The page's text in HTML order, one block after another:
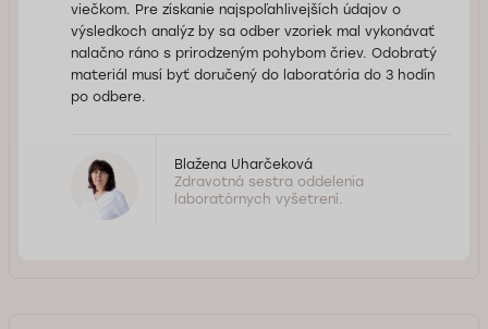
viečkom. Pre získanie najspoľahlivejších údajov o
výsledkoch analýz by sa odber vzoriek mal vykonávať
nalačno ráno s prirodzeným pohybom čriev. Odobratý
materiál musí byť doručený do laboratória do 3 hodín
po odbere.
Blažena Uharčeková
Zdravotná sestra oddelenia
laboratórnych vyšetrení.